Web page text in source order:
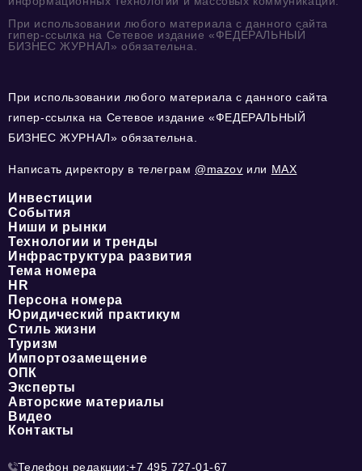
При использовании любого материала с данного сайта
гипер-ссылка на Сетевое издание «ФЕДЕРАЛЬНЫЙ
БИЗНЕС ЖУРНАЛ» обязательна.
При использовании любого материала с данного сайта
гипер-ссылка на Сетевое издание «ФЕДЕРАЛЬНЫЙ
БИЗНЕС ЖУРНАЛ» обязательна.
Написать директору в телеграм @mazov или MAX
Инвестиции
События
Ниши и рынки
Технологии и тренды
Инфраструктура развития
Тема номера
HR
Персона номера
Юридический практикум
Стиль жизни
Туризм
Импортозамещение
ОПК
Эксперты
Авторские материалы
Видео
Контакты
Телефон редакции:+7 495 727-01-67